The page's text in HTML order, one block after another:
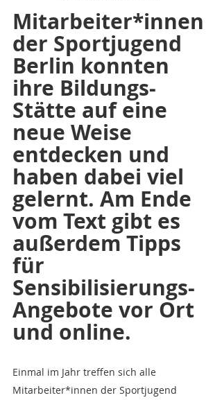
Mitarbeiter*innen
der Sportjugend
Berlin konnten
ihre Bildungs-
Stätte auf eine
neue Weise
entdecken und
haben dabei viel
gelernt. Am Ende
vom Text gibt es
außerdem Tipps
für
Sensibilisierungs-
Angebote vor Ort
und online.
Einmal im Jahr treffen sich alle
Mitarbeiter*innen der Sportjugend